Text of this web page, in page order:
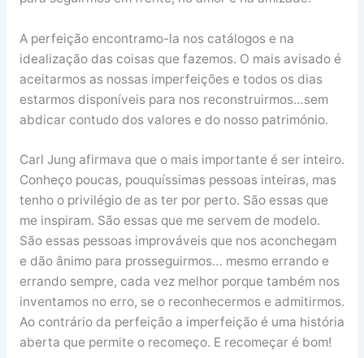
A perfeição encontramo-la nos catálogos e na
idealização das coisas que fazemos. O mais avisado é
aceitarmos as nossas imperfeições e todos os dias
estarmos disponíveis para nos reconstruirmos…sem
abdicar contudo dos valores e do nosso património.
Carl Jung afirmava que o mais importante é ser inteiro.
Conheço poucas, pouquíssimas pessoas inteiras, mas
tenho o privilégio de as ter por perto. São essas que
me inspiram. São essas que me servem de modelo.
São essas pessoas improváveis que nos aconchegam
e dão ânimo para prosseguirmos… mesmo errando e
errando sempre, cada vez melhor porque também nos
inventamos no erro, se o reconhecermos e admitirmos.
Ao contrário da perfeição a imperfeição é uma história
aberta que permite o recomeço. E recomeçar é bom!